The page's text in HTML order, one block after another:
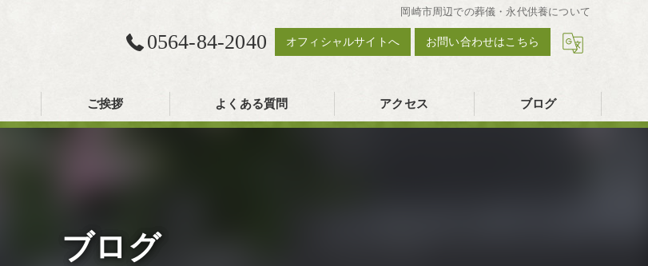
岡崎市周辺での葬儀・永代供養について
0564-84-2040 オフィシャルサイトへ お問い合わせはこちら
ご挨拶 よくある質問 アクセス ブログ
ブログ